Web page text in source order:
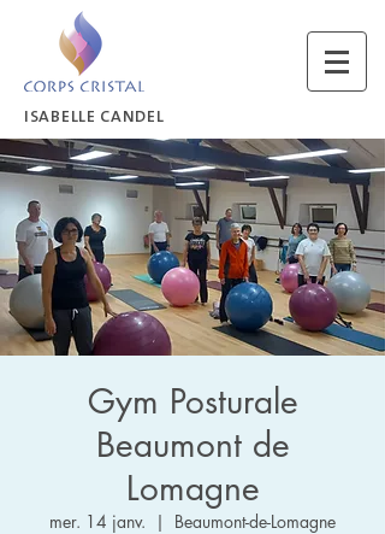
ISABELLE CANDEL
Gym Posturale
Beaumont de
Lomagne
mer. 14 janv.
  |
Beaumont-de-Lomagne